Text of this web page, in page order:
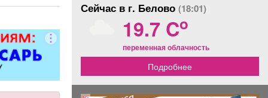
разряда,
руб. 6
от 37000
пакет ООО
Сейчас в г. Белово (18:01)
19.7 Co
переменная облачность
Подробнее